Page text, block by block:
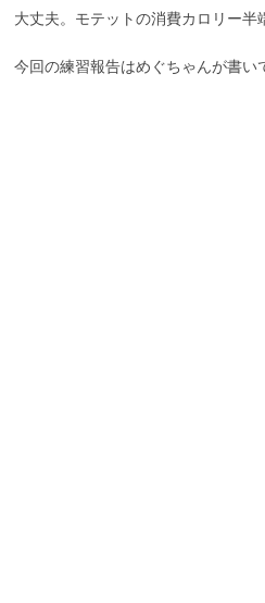
大丈夫。モテットの消費カロリー半
今回の練習報告はめぐちゃんが書い